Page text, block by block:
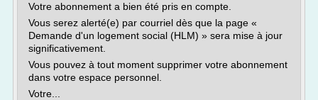
Votre abonnement a bien été pris en compte.
Vous serez alerté(e) par courriel dès que la page «
Demande d'un logement social (HLM) » sera mise à jour
significativement.
Vous pouvez à tout moment supprimer votre abonnement
dans votre espace personnel.
Votre...